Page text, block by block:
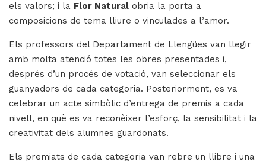
els valors; i la Flor Natural obria la porta a
composicions de tema lliure o vinculades a l’amor.
Els professors del Departament de Llengües van llegir
amb molta atenció totes les obres presentades i,
després d’un procés de votació, van seleccionar els
guanyadors de cada categoria. Posteriorment, es va
celebrar un acte simbòlic d’entrega de premis a cada
nivell, en què es va reconèixer l’esforç, la sensibilitat i la
creativitat dels alumnes guardonats.
Els premiats de cada categoria van rebre un llibre i una